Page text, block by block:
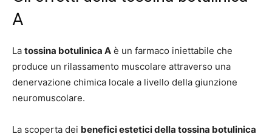
A
La tossina botulinica A è un farmaco iniettabile che
produce un rilassamento muscolare attraverso una
denervazione chimica locale a livello della giunzione
neuromuscolare.
La scoperta dei benefici estetici della tossina botulinica